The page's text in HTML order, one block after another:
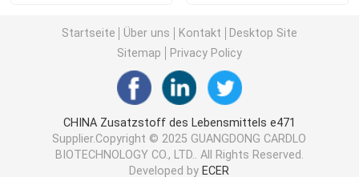
Mono und Diglyceride
Glyzerin-Monostearat
Kuchen-Verbesserer-Emulsionsmittel
Startseite Über uns Kontakt
Desktop Site
Sitemap
Privacy Policy
CHINA Zusatzstoff des Lebensmittels e471
Supplier.Copyright © 2025 GUANGDONG CARDLO
BIOTECHNOLOGY CO., LTD.. All Rights Reserved.
Developed by ECER